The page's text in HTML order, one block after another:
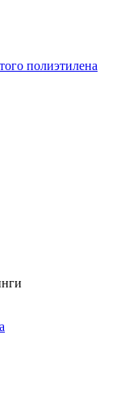
полиэтилена